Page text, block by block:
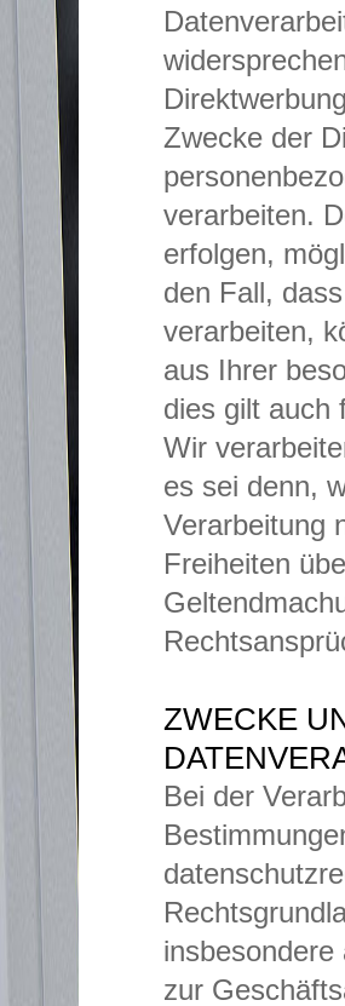
Zwecke der
verarbeiten.
erfolgen,
den Fall,
verarbeiten,
aus Ihrer
dies gilt auch
Wir
es sei denn,
Verarbeitung
Freiheiten
ZWECKE
Bei der
zur